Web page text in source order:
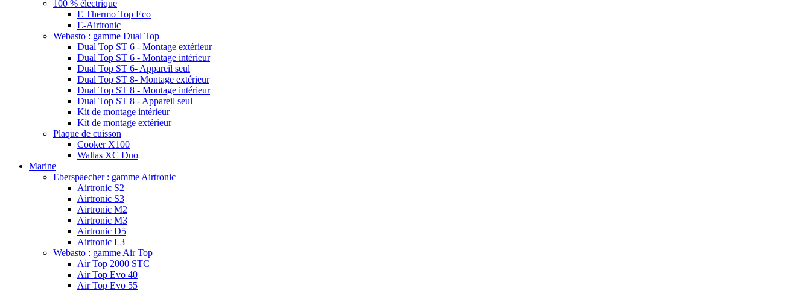
100 % électrique
E Thermo Top Eco
E-Airtronic
Webasto : gamme Dual Top
Dual Top ST 6 - Montage extérieur
Dual Top ST 6 - Montage intérieur
Dual Top ST 6- Appareil seul
Dual Top ST 8- Montage extérieur
Dual Top ST 8 - Montage intérieur
Dual Top ST 8 - Appareil seul
Kit de montage intérieur
Kit de montage extérieur
Plaque de cuisson
Cooker X100
Wallas XC Duo
Marine
Eberspaecher : gamme Airtronic
Airtronic S2
Airtronic S3
Airtronic M2
Airtronic M3
Airtronic D5
Airtronic L3
Webasto : gamme Air Top
Air Top 2000 STC
Air Top Evo 40
Air Top Evo 55